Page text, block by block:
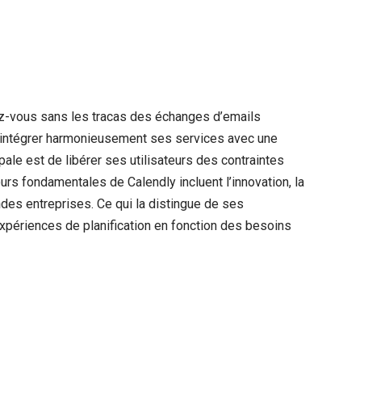
sans les tracas des échanges d’emails
harmonieusement ses services avec une
est de libérer ses utilisateurs des contraintes
fondamentales de Calendly incluent l’innovation, la
entreprises. Ce qui la distingue de ses
de planification en fonction des besoins